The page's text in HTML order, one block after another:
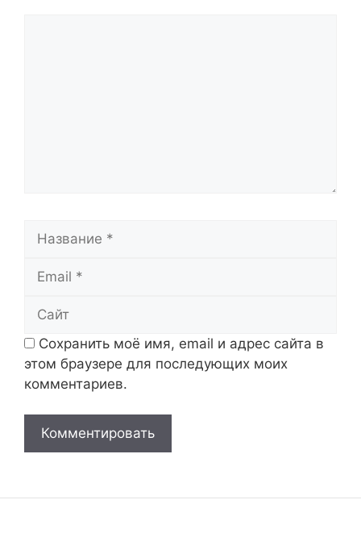
Сохранить моё имя, email и адрес сайта в
этом браузере для последующих моих
комментариев.